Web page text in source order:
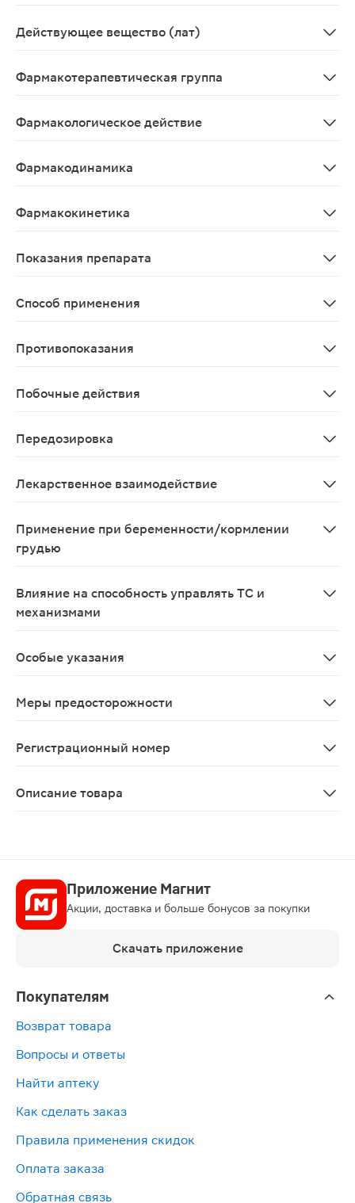
Действующее вещество (лат)
Фармакотерапевтическая группа
Фармакологическое действие
Фармакодинамика
Фармакокинетика
Показания препарата
Способ применения
Противопоказания
Побочные действия
Передозировка
Лекарственное взаимодействие
Применение при беременности/кормлении
грудью
Влияние на способность управлять ТС и
механизмами
Особые указания
Меры предосторожности
Регистрационный номер
Описание товара
Приложение Магнит
Акции, доставка и больше бонусов за покупки
Скачать приложение
Покупателям
Возврат товара
Вопросы и ответы
Найти аптеку
Как сделать заказ
Правила применения скидок
Оплата заказа
Обратная связь